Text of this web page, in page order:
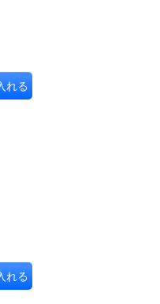
れる
れる